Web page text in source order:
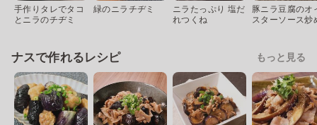
手作りタレでタコ
とニラのチヂミ
緑のニラチヂミ
ニラたっぷり 塩だ
れつくね
豚ニラ豆腐のオ
スターソース炒
ナスで作れるレシピ もっと見る